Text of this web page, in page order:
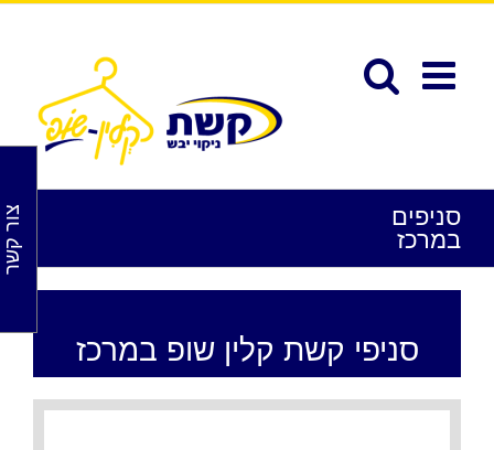
פתח סרגל נגישות
דלג
סניפים
במרכז
סניפי קשת קלין שופ במרכז
צור קשר